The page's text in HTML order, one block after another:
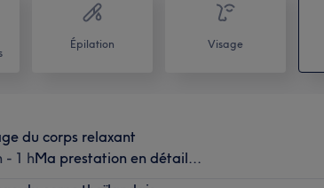
Épilation Visage
du corps relaxant
- 1 hMa prestation en détail...